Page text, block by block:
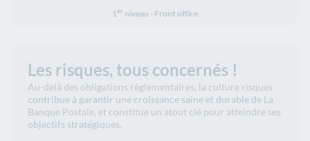
1er niveau - Front office
Les risques, tous concernés !
Au-delà des obligations règlementaires, la culture risques
contribue à garantir une croissance saine et durable de La
Banque Postale, et constitue un atout clé pour atteindre ses
objectifs stratégiques.